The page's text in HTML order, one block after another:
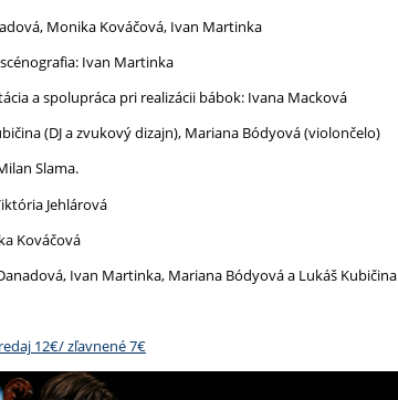
Monika Kováčová, Ivan Martinka
Ivan Martinka
a spolupráca pri realizácii bábok: Ivana Macková
(DJ a zvukový dizajn), Mariana Bódyová (violončelo)
Slama.
Jehlárová
Kováčová
Ivan Martinka, Mariana Bódyová a Lukáš Kubičina
12€/ zľavnené 7€